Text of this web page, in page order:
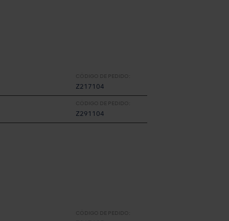
CÓDIGO DE PEDIDO:
Z217104
CÓDIGO DE PEDIDO:
Z291104
CÓDIGO DE PEDIDO: